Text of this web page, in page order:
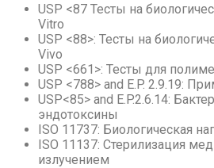
USP <87 Тесты на
Vitro
USP <88>: Тесты на
Vivo
USP <661>: Тесты для
USP <788> and E.P. 2.9.19:
USP<85> and E.P.2.6.14:
эндотоксины
ISO 11737: Биологическая
ISO 11137: Стерилизация
излучением